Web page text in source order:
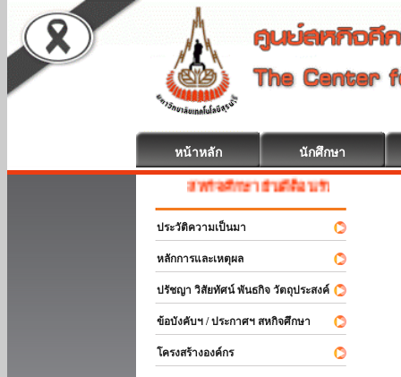
หน้าหลัก นักศึกษา
สหกิจศึกษา ยินดีต้อนรับ
ประวัติความเป็นมา
หลักการและเหตุผล
ปรัชญา วิสัยทัศน์ พันธกิจ วัตถุประสงค์
ข้อบังคับฯ / ประกาศฯ สหกิจศึกษา
โครงสร้างองค์กร